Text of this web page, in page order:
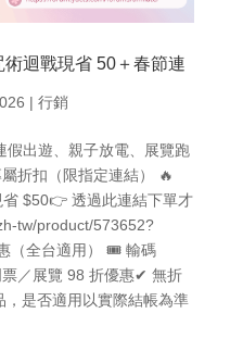
迴戰現省 50＋春節連
| 行銷
假出遊、親子放電、展覽跑
折扣（限指定連結） 🔥
省 $50👉 透過此連結下單才
tw/product/573652?
（全台適用） 🎟 輸碼
／展覽 98 折優惠✔ 無折
是否適用以實際結帳為準